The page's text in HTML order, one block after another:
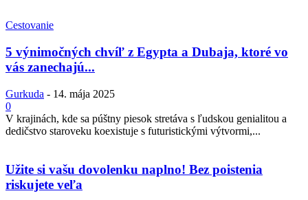
Cestovanie
5 výnimočných chvíľ z Egypta a Dubaja, ktoré vo
vás zanechajú...
Gurkuda - 14. mája 2025
0
V krajinách, kde sa púštny piesok stretáva s ľudskou genialitou a
dedičstvo staroveku koexistuje s futuristickými výtvormi,...
Užite si vašu dovolenku naplno! Bez poistenia
riskujete veľa